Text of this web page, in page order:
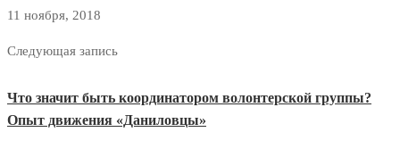
11 ноября, 2018
Следующая запись
Что значит быть координатором волонтерской группы?
Опыт движения «Даниловцы»